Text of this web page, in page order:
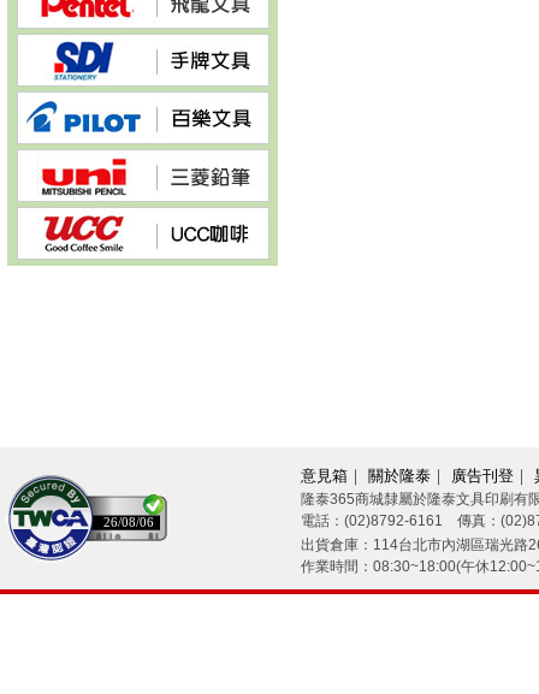
26/08/06
意見箱 ｜ 關於隆泰 ｜ 廣告刊登 ｜
隆泰365商城隸屬於隆泰文具印刷有
電話：(02)8792-6161 傳真：
出貨倉庫：114台北市內湖區瑞光路
作業時間：08:30~18:00(午休